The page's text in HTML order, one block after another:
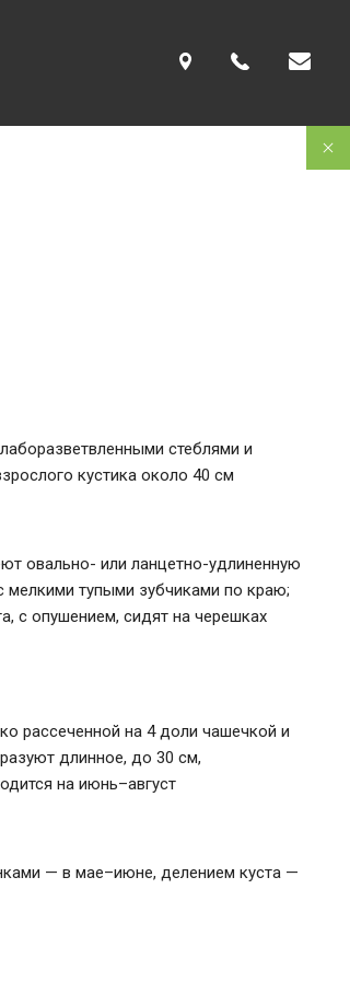
стеблями и
кустика около 40 см
овально- или ланцетно-удлиненную
мелкими тупыми зубчиками по краю;
с опушением, сидят на черешках
рассеченной на 4 доли чашечкой и
длинное, до 30 см,
на июнь–август
— в мае–июне, делением куста —